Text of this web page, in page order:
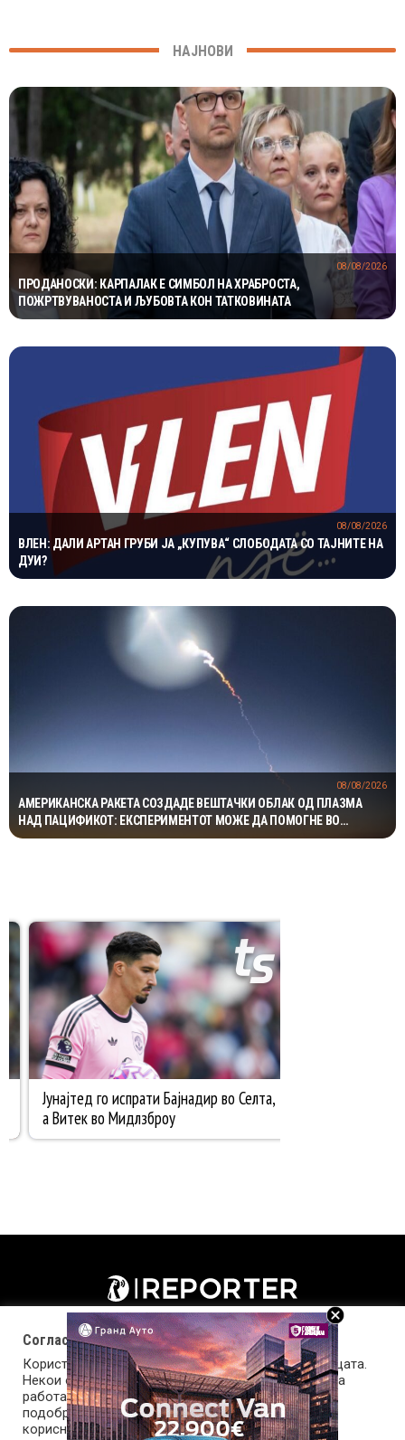
НАЈНОВИ
ПРОДАНОСКИ: КАРПАЛАК Е СИМБОЛ НА ХРАБРОСТА,
ПОЖРТВУВАНОСТА И ЉУБОВТА КОН ТАТКОВИНАТА
08/08/2026
ВЛЕН: ДАЛИ АРТАН ГРУБИ ЈА „КУПУВА“ СЛОБОДАТА СО ТАЈНИТЕ НА
ДУИ?
08/08/2026
АМЕРИКАНСКА РАКЕТА СОЗДАДЕ ВЕШТАЧКИ ОБЛАК ОД ПЛАЗМА
НАД ПАЦИФИКОТ: ЕКСПЕРИМЕНТОТ МОЖЕ ДА ПОМОГНЕ ВО
ЗАШТИТАТА НА САТЕЛИТИТЕ
08/08/2026
Согласност за колачиња (cookies)
Користиме колачиња за оптимизирање на страницата.
Некои од колачињата се од суштинско значење за
работата на страницата, а други помагаат да ја
подобриме оваа интернет страница и вашето
корисничко искуство. Напомена: задолжителните